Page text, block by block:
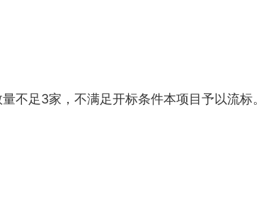
不足3家，不满足开标条件本项目予以流标。